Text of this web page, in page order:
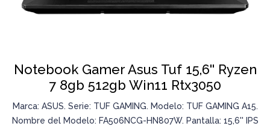
Notebook Gamer Asus Tuf 15,6'' Ryzen
7 8gb 512gb Win11 Rtx3050
Marca: ASUS. Serie: TUF GAMING. Modelo: TUF GAMING A15.
Nombre del Modelo: FA506NCG-HN807W. Pantalla: 15,6'' IPS